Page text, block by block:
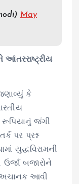
May
આંતરરાષ્ટ્રીય
કે
રૂપિયાનું જંગી
પર પ્રશ્ન
યુદ્ધવિરામની
બજારોને
અચાનક આવી